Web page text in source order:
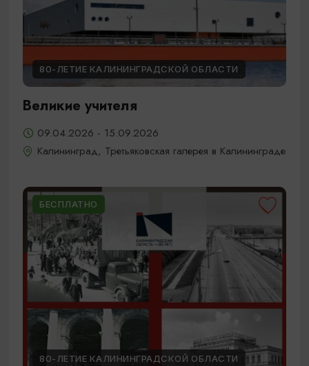
80-ЛЕТИЕ КАЛИНИНГРАДСКОЙ ОБЛАСТИ
Великие учителя
09.04.2026 - 15.09.2026
Калининград, Третьяковская галерея в Калининграде
БЕСПЛАТНО
80-ЛЕТИЕ КАЛИНИНГРАДСКОЙ ОБЛАСТИ